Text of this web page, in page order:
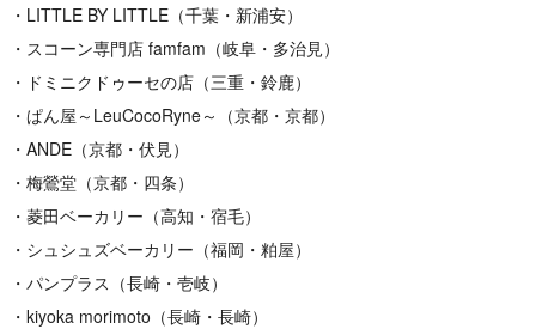
・LITTLE BY LITTLE（千葉・新浦安）
・スコーン専門店 famfam（岐阜・多治見）
・ドミニクドゥーセの店（三重・鈴鹿）
・ぱん屋～LeuCocoRyne～（京都・京都）
・ANDE（京都・伏見）
・梅鶯堂（京都・四条）
・菱田ベーカリー（高知・宿毛）
・シュシュズベーカリー（福岡・粕屋）
・パンプラス（長崎・壱岐）
・kiyoka morimoto（長崎・長崎）